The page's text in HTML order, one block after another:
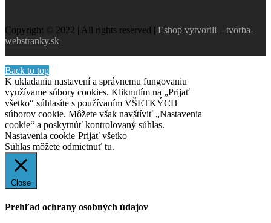
Copyright © 2022 | All rights reserved | Eshop vytvorili – tvorba-
webstranky.sk
Back to top
K ukladaniu nastavení a správnemu fungovaniu
využívame súbory cookies. Kliknutím na „Prijať
všetko“ súhlasíte s používaním VŠETKÝCH
súborov cookie. Môžete však navštíviť „Nastavenia
cookie“ a poskytnúť kontrolovaný súhlas.
Nastavenia cookie Prijať všetko
Súhlas môžete odmietnuť tu.
Close
Prehľad ochrany osobných údajov